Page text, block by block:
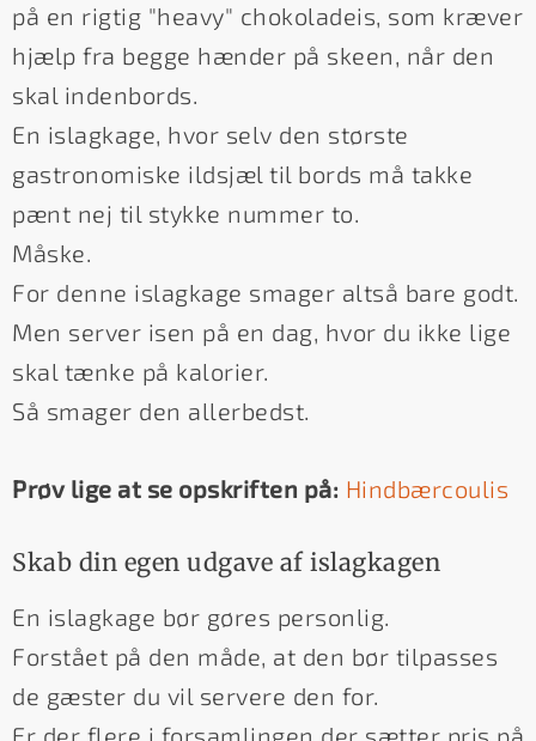
på en rigtig "heavy" chokoladeis, som kræver
hjælp fra begge hænder på skeen, når den
skal indenbords.
En islagkage, hvor selv den største
gastronomiske ildsjæl til bords må takke
pænt nej til stykke nummer to.
Måske.
For denne islagkage smager altså bare godt.
Men server isen på en dag, hvor du ikke lige
skal tænke på kalorier.
Så smager den allerbedst.
Prøv lige at se opskriften på: Hindbærcoulis
Skab din egen udgave af islagkagen
En islagkage bør gøres personlig.
Forstået på den måde, at den bør tilpasses
de gæster du vil servere den for.